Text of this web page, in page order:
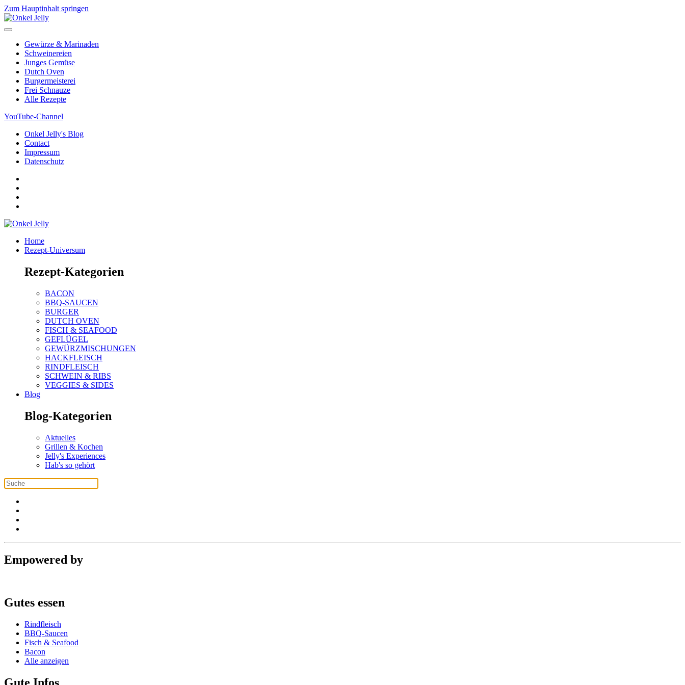
Zum Hauptinhalt springen
Gewürze & Marinaden
Schweinereien
Junges Gemüse
Dutch Oven
Burgermeisterei
Frei Schnauze
Alle Rezepte
YouTube-Channel
Onkel Jelly's Blog
Contact
Impressum
Datenschutz
Home
Rezept-Universum
Rezept-Kategorien
BACON
BBQ-SAUCEN
BURGER
DUTCH OVEN
FISCH & SEAFOOD
GEFLÜGEL
GEWÜRZMISCHUNGEN
HACKFLEISCH
RINDFLEISCH
SCHWEIN & RIBS
VEGGIES & SIDES
Blog
Blog-Kategorien
Aktuelles
Grillen & Kochen
Jelly's Experiences
Hab's so gehört
Empowered by
Gutes essen
Rindfleisch
BBQ-Saucen
Fisch & Seafood
Bacon
Alle anzeigen